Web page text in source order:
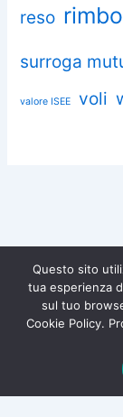
reso
surroga
valore ISEE voli
Copyright © 2026
Diventa socio di
Associazione
Iscriviti ora →
Chiedi aiuto a
Questo sito
tua esperienza
sul tuo
Cookie Policy.